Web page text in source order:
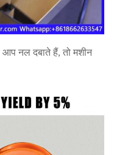
1 साल
नल दबाते हैं, तो मशीन